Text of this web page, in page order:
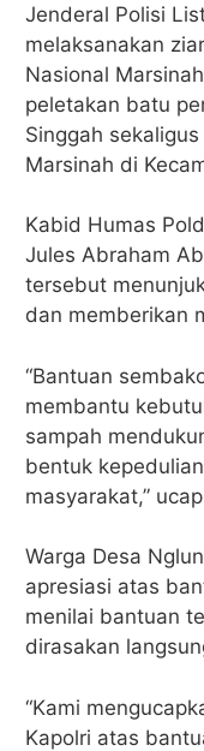
Jenderal Polisi
melaksanakan
Nasional
peletakan batu
Singgah
Marsinah di
Kabid Humas
Jules Abraham
tersebut
dan memberikan
“Bantuan
membantu
sampah
bentuk
masyarakat,”
Warga Desa
apresiasi atas
menilai bantuan
dirasakan
“Kami
Kapolri atas